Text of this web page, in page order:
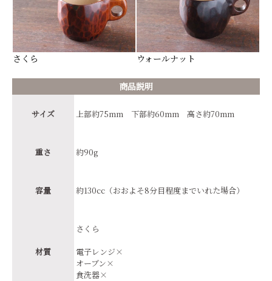
さくら ウォールナット
商品説明
サイズ 上部約75mm 下部約60mm 高さ約70mm
重さ 約90g
容量 約130cc（おおよそ8分目程度までいれた場合）
材質
さくら
電子レンジ×
オーブン×
食洗器×